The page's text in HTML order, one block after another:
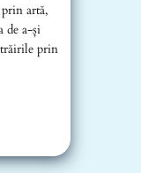
artă,
de a-și
prin